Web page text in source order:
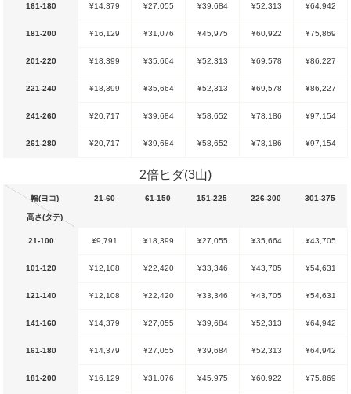
161-180 ¥14,379 ¥27,055 ¥39,684 ¥52,313 ¥64,942
181-200 ¥16,129 ¥31,076 ¥45,975 ¥60,922 ¥75,869
201-220 ¥18,399 ¥35,664 ¥52,313 ¥69,578 ¥86,227
221-240 ¥18,399 ¥35,664 ¥52,313 ¥69,578 ¥86,227
241-260 ¥20,717 ¥39,684 ¥58,652 ¥78,186 ¥97,154
261-280 ¥20,717 ¥39,684 ¥58,652 ¥78,186 ¥97,154
2倍ヒダ(3山)
幅(ヨコ)
高さ(タテ)
21-60 61-150 151-225 226-300 301-375
21-100 ¥9,791 ¥18,399 ¥27,055 ¥35,664 ¥43,705
101-120 ¥12,108 ¥22,420 ¥33,346 ¥43,705 ¥54,631
121-140 ¥12,108 ¥22,420 ¥33,346 ¥43,705 ¥54,631
141-160 ¥14,379 ¥27,055 ¥39,684 ¥52,313 ¥64,942
161-180 ¥14,379 ¥27,055 ¥39,684 ¥52,313 ¥64,942
181-200 ¥16,129 ¥31,076 ¥45,975 ¥60,922 ¥75,869